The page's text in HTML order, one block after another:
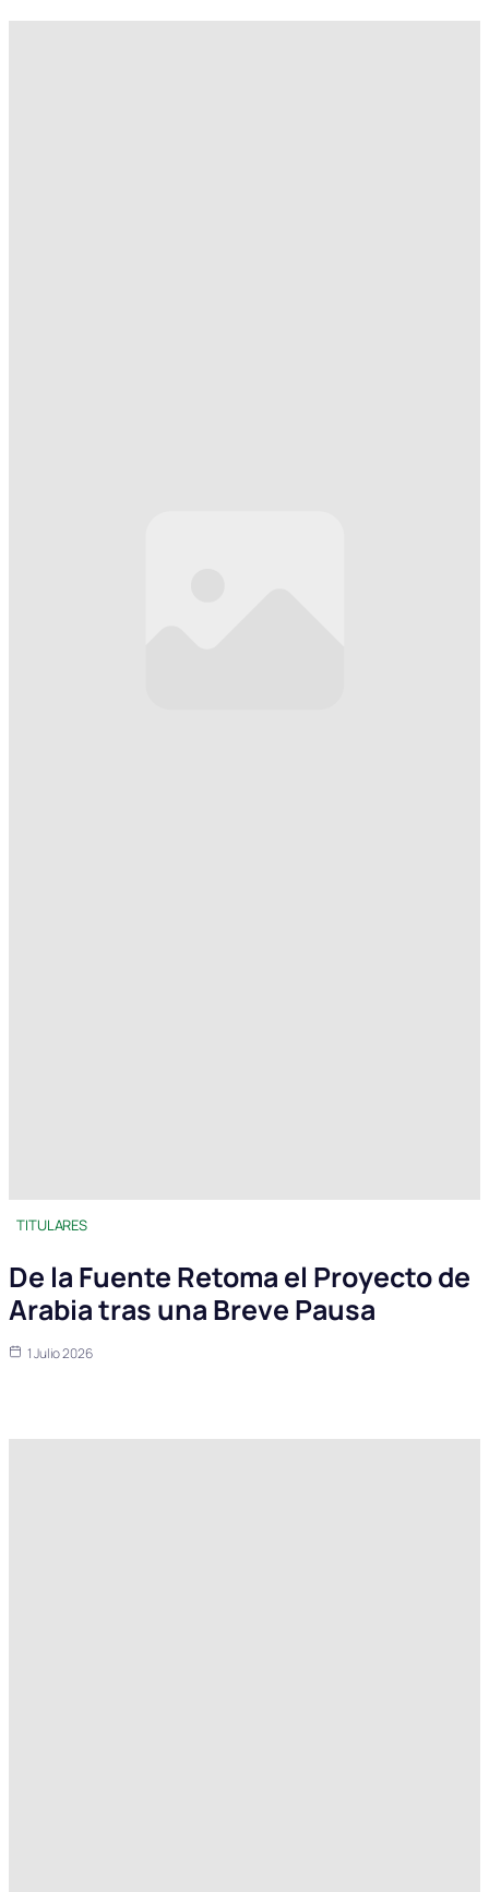
TITULARES
De la Fuente Retoma el Proyecto de
Arabia tras una Breve Pausa
1 Julio 2026